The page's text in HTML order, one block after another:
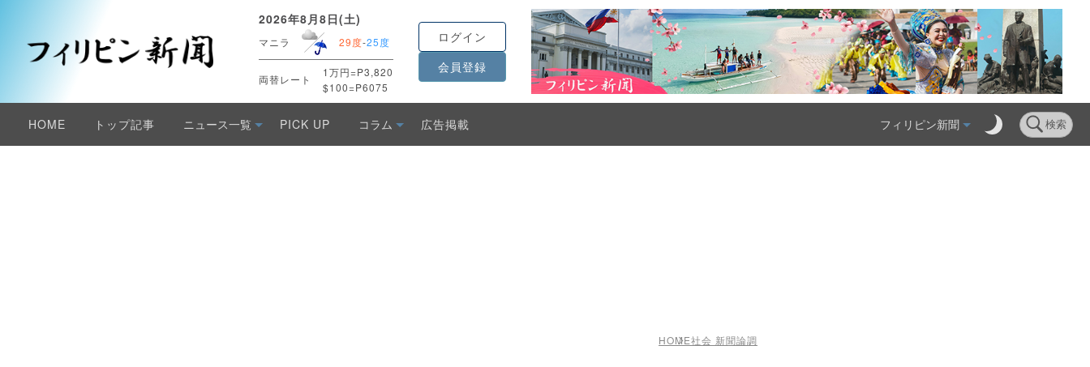
2026年8月8日(土)
マニラ 29度-25度
両替レート
1万円=P3,820
$100=P6075
ログイン
会員登録
HOME トップ記事 ニュース一覧 PICK UP コラム 広告掲載 フィリピン新聞 検索
HOME社会 新聞論調